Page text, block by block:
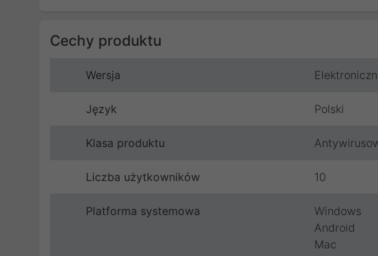
Cechy produktu
Wersja
Język Polski
Klasa produktu
Liczba użytkowników 10
Platforma systemowa
Windows
Android
Mac